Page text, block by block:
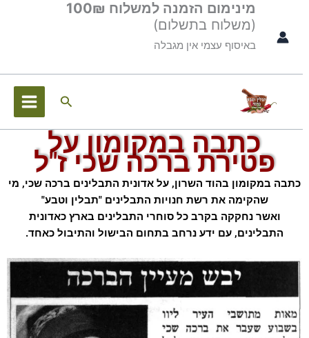
מינימום הזמנה למשלוח 100₪
(משלוח בתשלום)
באיסוף עצמי אין מגבלה
חיפוש
כתבה במקומון על
פטירת ברכה שכי ז"ל
כתבה במקומון בהוד השרון, על אדונית התבלינים ברכה שכי, מי
שהקימה את רשת חנויות התבלינים "תבלין וטבע"
ואשר נחקקה בקרב כל סוחרי התבלינים בארץ כאדונית
התבלינים, עם ידע נרחב בתחום הבישול והתיבול כאחד.